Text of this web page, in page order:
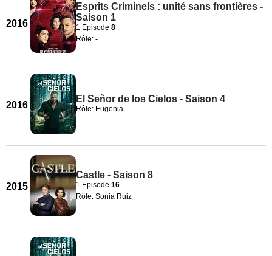
2016
Esprits Criminels : unité sans frontières -
Saison 1
1 Episode 8
Rôle: -
2016
El Señor de los Cielos - Saison 4
Rôle: Eugenia
2015
Castle - Saison 8
1 Episode 16
Rôle: Sonia Ruiz